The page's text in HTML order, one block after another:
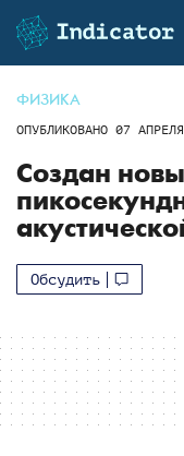
ФИЗИКА
ОПУБЛИКОВАНО 07
Создан
Обсудить